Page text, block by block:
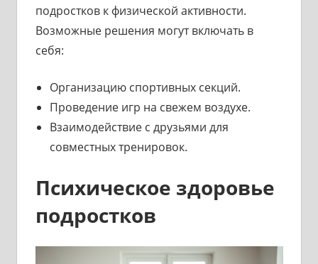
подростков к физической активности.
Возможные решения могут включать в
себя:
Организацию спортивных секций.
Проведение игр на свежем воздухе.
Взаимодействие с друзьями для
совместных тренировок.
Психическое здоровье
подростков